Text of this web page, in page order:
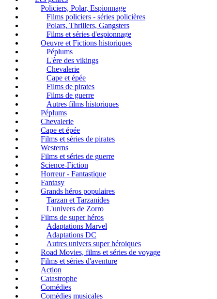
Policiers, Polar, Espionnage
Films policiers - séries policières
Polars, Thrillers, Gangsters
Films et séries d'espionnage
Oeuvre et Fictions historiques
Péplums
L'ère des vikings
Chevalerie
Cape et épée
Films de pirates
Films de guerre
Autres films historiques
Péplums
Chevalerie
Cape et épée
Films et séries de pirates
Westerns
Films et séries de guerre
Science-Fiction
Horreur - Fantastique
Fantasy
Grands héros populaires
Tarzan et Tarzanides
L'univers de Zorro
Films de super héros
Adaptations Marvel
Adaptations DC
Autres univers super héroiques
Road Movies, films et séries de voyage
Films et séries d'aventure
Action
Catastrophe
Comédies
Comédies musicales